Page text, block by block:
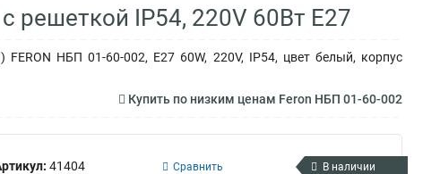
решеткой IP54, 220V 60Вт Е27
НБП 01-60-002, E27 60W, 220V, IP54, цвет белый, корпус
Купить по низким ценам Feron НБП 01-60-002
41404 Сравнить В наличии